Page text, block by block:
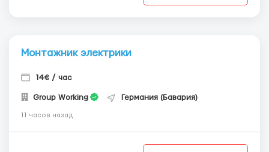
Монтажник электрики
14€ / час
Group Working Германия (Бавария)
11 часов назад